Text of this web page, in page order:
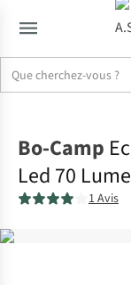
Bo-Camp
Led 70
1 Avis